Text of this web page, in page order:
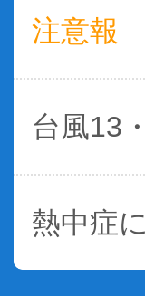
注意報
台風13
熱中症